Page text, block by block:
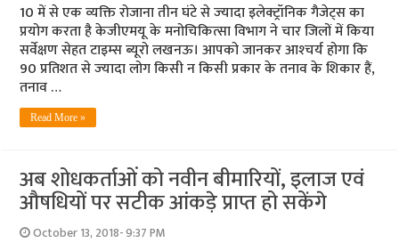
10 में से एक व्‍यक्ति रोजाना तीन घंटे से ज्‍यादा इलेक्ट्रॉनिक गैजेट्स का
प्रयोग करता है केजीएमयू के मनोचिकित्‍सा विभाग ने चार जिलों में किया
सर्वेक्षण सेहत टाइम्‍स ब्‍यूरो लखनऊ। आपको जानकर आश्‍चर्य होगा कि
90 प्रतिशत से ज्‍यादा लोग किसी न किसी प्रकार के तनाव के शिकार हैं,
तनाव …
Read More »
अब शोधकर्ताओं को नवीन बीमारियों, इलाज एवं
औषधियों पर सटीक आंकड़े प्राप्त हो सकेंगे
October 13, 2018- 9:37 PM